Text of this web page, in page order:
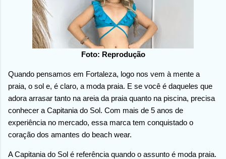
Foto: Reprodução
Quando pensamos em Fortaleza, logo nos vem à mente a
praia, o sol e, é claro, a moda praia. E se você é daqueles que
adora arrasar tanto na areia da praia quanto na piscina, precisa
conhecer a Capitania do Sol. Com mais de 5 anos de
experiência no mercado, essa marca tem conquistado o
coração dos amantes do beach wear.
A Capitania do Sol é referência quando o assunto é moda praia.